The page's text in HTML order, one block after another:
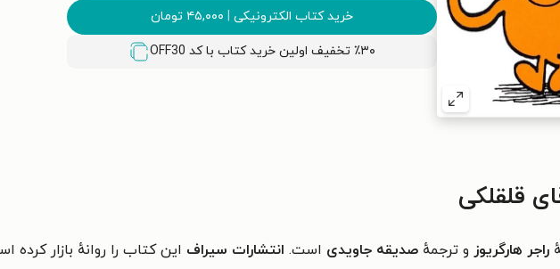
خرید کتاب الکترونیکی | ۴۵,۰۰۰ تومان
٪۳۰ تخفیف اولین خرید کتاب با کد OFF30
قلقلکی
راجر هارگریوز و ترجمهٔ صدیقه جاویدی است. انتشارات سیراف این کتاب را روانهٔ بازار